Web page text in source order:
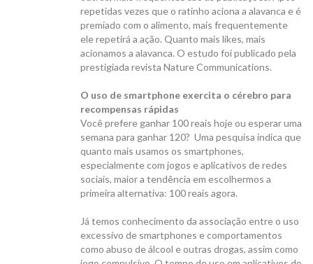
repetidas vezes que o ratinho aciona a alavanca e é
premiado com o alimento, mais frequentemente
ele repetirá a ação. Quanto mais likes, mais
acionamos a alavanca. O estudo foi publicado pela
prestigiada revista Nature Communications.
O uso de smartphone exercita o cérebro para
recompensas rápidas
Você prefere ganhar 100 reais hoje ou esperar uma
semana para ganhar 120? Uma pesquisa indica que
quanto mais usamos os smartphones,
especialmente com jogos e aplicativos de redes
sociais, maior a tendência em escolhermos a
primeira alternativa: 100 reais agora.
Já temos conhecimento da associação entre o uso
excessivo de smartphones e comportamentos
como abuso de álcool e outras drogas, assim como